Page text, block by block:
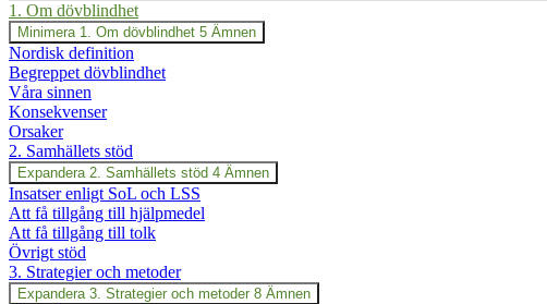
1. Om dövblindhet
Minimera 1. Om dövblindhet 5 Ämnen
Nordisk definition
Begreppet dövblindhet
Våra sinnen
Konsekvenser
Orsaker
2. Samhällets stöd
Expandera 2. Samhällets stöd 4 Ämnen
Insatser enligt SoL och LSS
Att få tillgång till hjälpmedel
Att få tillgång till tolk
Övrigt stöd
3. Strategier och metoder
Expandera 3. Strategier och metoder 8 Ämnen